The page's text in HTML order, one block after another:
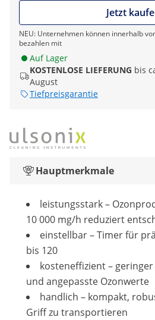
Jetzt
NEU: Unternehmen können innerhalb
bezahlen mit
Auf Lager
KOSTENLOSE LIEFERUNG bis
August
Tiefpreisgarantie
Hauptmerkmale
leistungsstark –
10 000 mg/h reduziert
einstellbar – Timer für
bis 120
kosteneffizient –
und angepasste Ozonwerte
handlich – kompakt,
Griff zu transportieren